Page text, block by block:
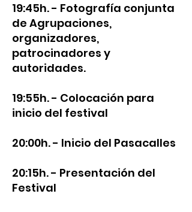
19:45h. - Fotografía conjunta
de Agrupaciones,
organizadores,
patrocinadores y
autoridades.
19:55h. - Colocación para
inicio del festival
20:00h. - Inicio del Pasacalles
20:15h. - Presentación del
Festival